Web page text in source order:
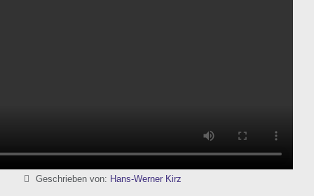
DetailsGeschrieben von: Hans-Werner Kirz